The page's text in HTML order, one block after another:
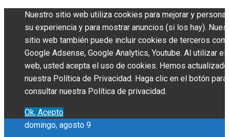
Nuestro sitio web utiliza cookies para mejorar y
su experiencia y para mostrar anuncios (si los hay).
sitio web también puede incluir cookies de terceros
Google Adsense, Google Analytics, Youtube. Al utilizar
web, usted acepta el uso de cookies. Hemos actualizado
nuestra Política de Privacidad. Haga clic en el botón para
consultar nuestra Política de privacidad.
Ok, Acepto
domingo, agosto 9